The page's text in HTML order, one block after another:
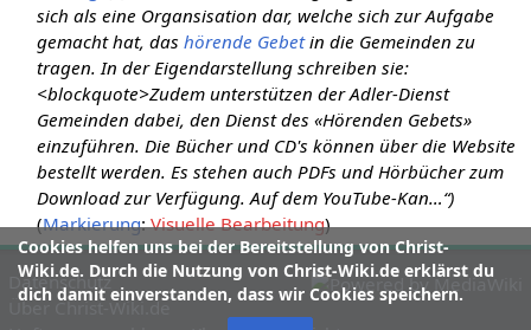
sich als eine Organsisation dar, welche sich zur Aufgabe
gemacht hat, dashörende Gebetin die Gemeinden zu
tragen. In der Eigendarstellung schreiben sie:
<blockquote>Zudem unterstützen der Adler-Dienst
Gemeinden dabei, den Dienst des «Hörenden Gebets»
einzuführen. Die Bücher und CD's können über die Website
bestellt werden. Es stehen auch PDFs und Hörbücher zum
Download zur Verfügung. Auf dem YouTube-Kan…“)
Markierung:Visuelle Bearbeitung
Cookies helfen uns bei der Bereitstellung von Christ-
Wiki.de. Durch die Nutzung von Christ-Wiki.de erklärst du
dich damit einverstanden, dass wir Cookies speichern.
Datenschutz
Über Christ-Wiki.de